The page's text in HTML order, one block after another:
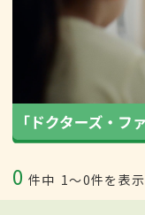
0 件中 1〜0件を表示